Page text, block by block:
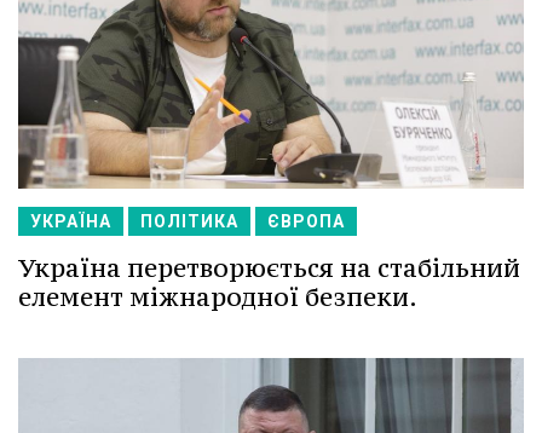
УКРАЇНА ПОЛІТИКА ЄВРОПА
Україна перетворюється на стабільний
елемент міжнародної безпеки.